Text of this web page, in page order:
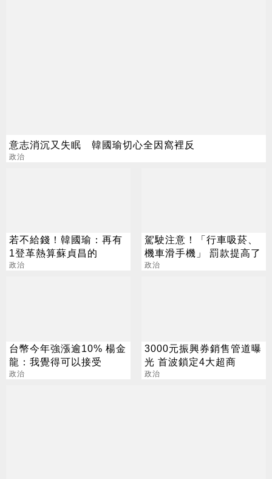
意志消沉又失眠 韓國瑜切心全因窩裡反
政治
若不給錢！韓國瑜：再有
1登革熱算蘇貞昌的
政治
駕駛注意！「行車吸菸、
機車滑手機」 罰款提高了
政治
台幣今年強漲逾10% 楊金
龍：我覺得可以接受
政治
3000元振興券銷售管道曝
光 首波鎖定4大超商
政治